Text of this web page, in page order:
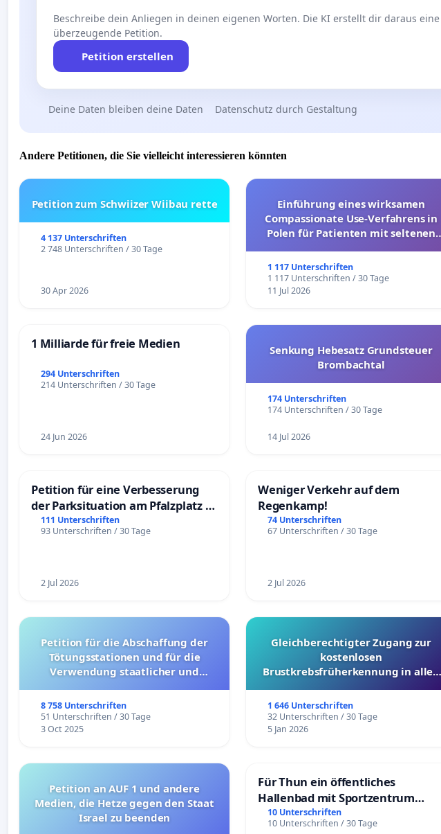
Beschreibe dein Anliegen in deinen eigenen Worten. Die KI erstellt dir daraus eine
überzeugende Petition.
Petition erstellen
Deine Daten bleiben deine Daten Datenschutz durch Gestaltung
Andere Petitionen, die Sie vielleicht interessieren könnten
Petition zum Schwiizer Wiibau rette
4 137 Unterschriften
2 748 Unterschriften / 30 Tage
30 Apr 2026
Einführung eines wirksamen
Compassionate Use-Verfahrens in
Polen für Patienten mit seltenen
1 117 Unterschriften
1 117 Unterschriften / 30 Tage
11 Jul 2026
1 Milliarde für freie Medien
294 Unterschriften
214 Unterschriften / 30 Tage
24 Jun 2026
Senkung Hebesatz Grundsteuer
Brombachtal
174 Unterschriften
174 Unterschriften / 30 Tage
14 Jul 2026
Petition für eine Verbesserung
der Parksituation am Pfalzplatz in
Mannheim
111 Unterschriften
93 Unterschriften / 30 Tage
2 Jul 2026
Weniger Verkehr auf dem
Regenkamp!
74 Unterschriften
67 Unterschriften / 30 Tage
2 Jul 2026
Petition für die Abschaffung der
Tötungsstationen und für die
Verwendung staatlicher und
8 758 Unterschriften
51 Unterschriften / 30 Tage
3 Oct 2025
Gleichberechtigter Zugang zur
kostenlosen
Brustkrebsfrüherkennung in allen
1 646 Unterschriften
32 Unterschriften / 30 Tage
5 Jan 2026
Petition an AUF 1 und andere
Medien, die Hetze gegen den Staat
Israel zu beenden
Für Thun ein öffentliches
Hallenbad mit Sportzentrum
schaffen
10 Unterschriften
10 Unterschriften / 30 Tage